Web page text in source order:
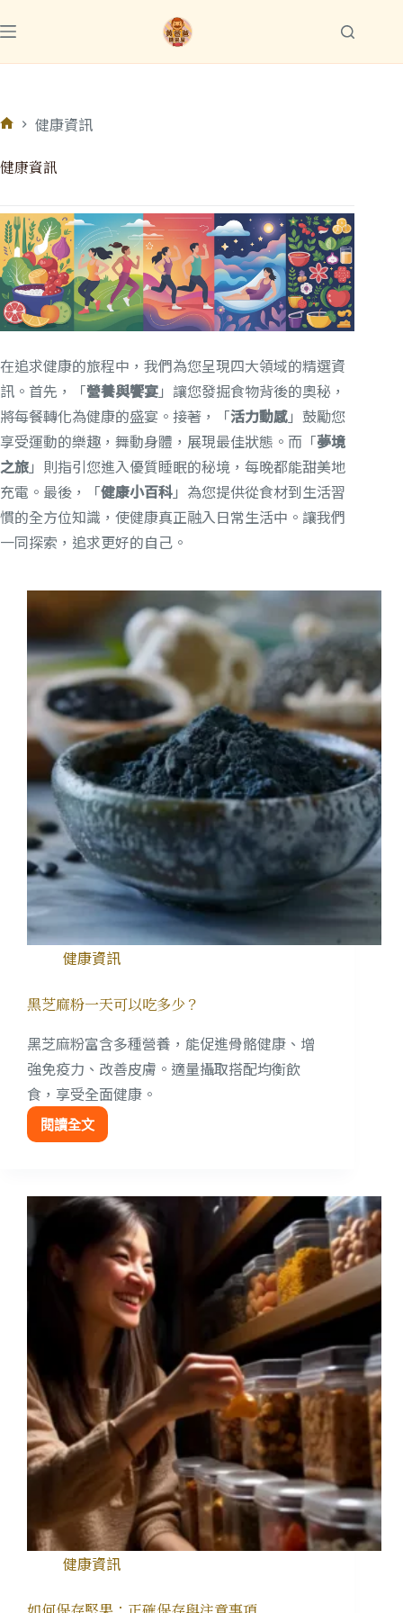
健康資訊
健康資訊
在追求健康的旅程中，我們為您呈現四大領域的精選資
訊。首先，「營養與饗宴」讓您發掘食物背後的奧秘，
將每餐轉化為健康的盛宴。接著，「活力動感」鼓勵您
享受運動的樂趣，舞動身體，展現最佳狀態。而「夢境
之旅」則指引您進入優質睡眠的秘境，每晚都能甜美地
充電。最後，「健康小百科」為您提供從食材到生活習
慣的全方位知識，使健康真正融入日常生活中。讓我們
一同探索，追求更好的自己。
健康資訊
黑芝麻粉一天可以吃多少？
黑芝麻粉富含多種營養，能促進骨骼健康、增
強免疫力、改善皮膚。適量攝取搭配均衡飲
食，享受全面健康。
閱讀全文
健康資訊